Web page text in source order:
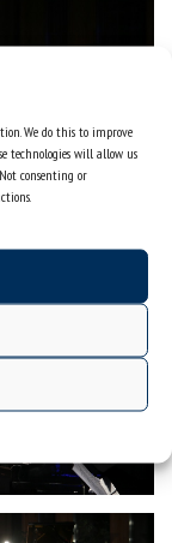
We do this to improve
technologies will allow us
consenting or